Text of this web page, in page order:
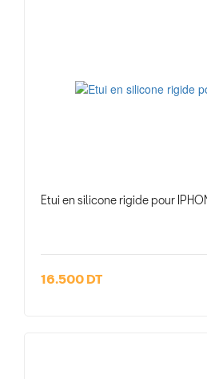
Etui en silicone rigide pour
16.500 DT